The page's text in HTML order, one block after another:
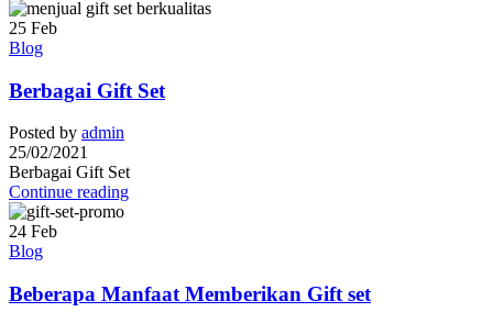
25 Feb
Blog
Berbagai Gift Set
Posted by admin
25/02/2021
Berbagai Gift Set
Continue reading
24 Feb
Blog
Beberapa Manfaat Memberikan Gift set